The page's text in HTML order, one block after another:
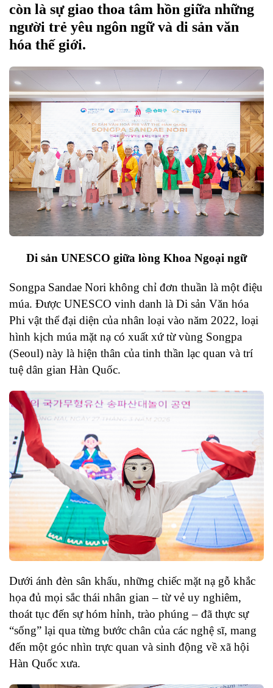
còn là sự giao thoa tâm hồn giữa những
người trẻ yêu ngôn ngữ và di sản văn
hóa thế giới.
Di sản UNESCO giữa lòng Khoa Ngoại ngữ
Songpa Sandae Nori không chỉ đơn thuần là một điệu
múa. Được UNESCO vinh danh là Di sản Văn hóa
Phi vật thể đại diện của nhân loại vào năm 2022, loại
hình kịch múa mặt nạ có xuất xứ từ vùng Songpa
(Seoul) này là hiện thân của tinh thần lạc quan và trí
tuệ dân gian Hàn Quốc.
Dưới ánh đèn sân khấu, những chiếc mặt nạ gỗ khắc
họa đủ mọi sắc thái nhân gian – từ vẻ uy nghiêm,
thoát tục đến sự hóm hỉnh, trào phúng – đã thực sự
“sống” lại qua từng bước chân của các nghệ sĩ, mang
đến một góc nhìn trực quan và sinh động về xã hội
Hàn Quốc xưa.